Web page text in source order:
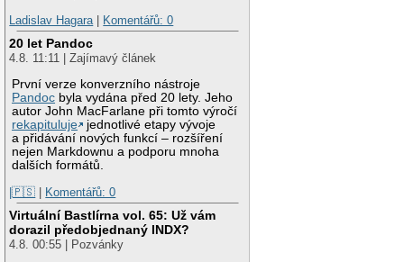
Ladislav Hagara | Komentářů: 0
20 let Pandoc
4.8. 11:11 | Zajímavý článek
První verze konverzního nástroje
Pandoc byla vydána před 20 lety. Jeho
autor John MacFarlane při tomto výročí
rekapituluje
jednotlivé etapy vývoje
a přidávání nových funkcí – rozšíření
nejen Markdownu a podporu mnoha
dalších formátů.
|🇵🇸 | Komentářů: 0
Virtuální Bastlírna vol. 65: Už vám
dorazil předobjednaný INDX?
4.8. 00:55 | Pozvánky